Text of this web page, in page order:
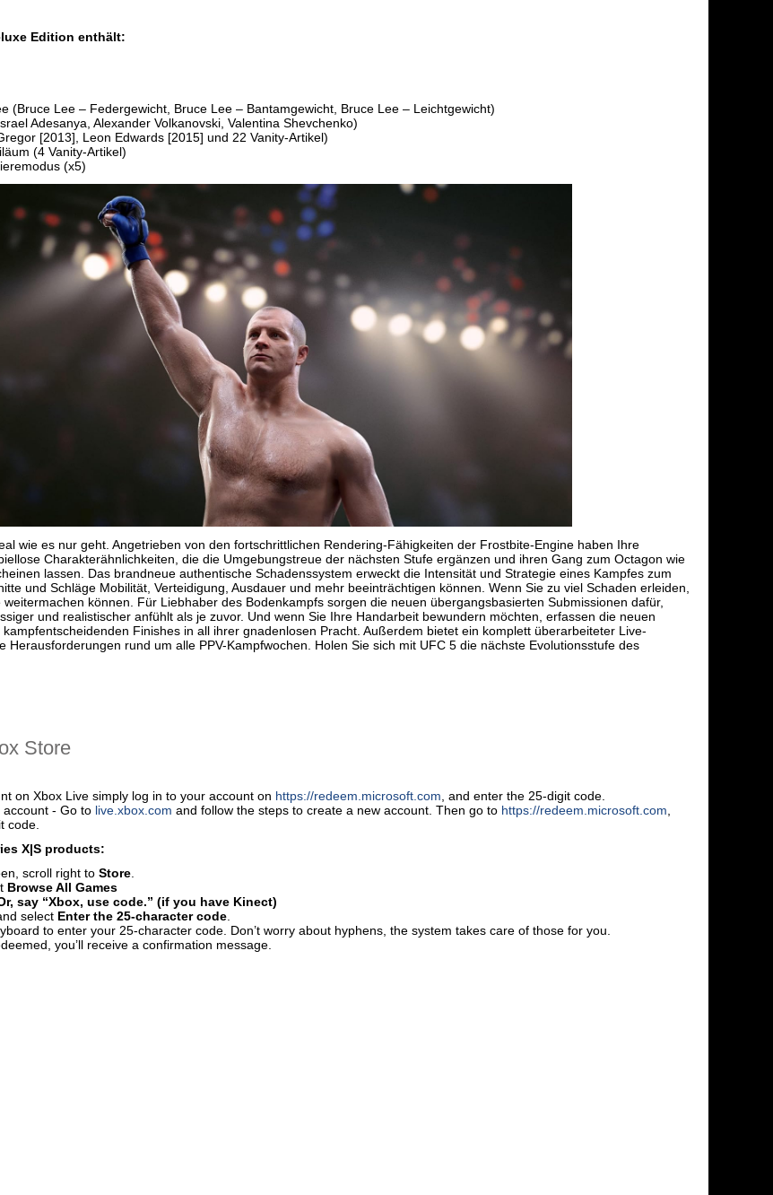
Edition enthält:
(Bruce Lee – Federgewicht, Bruce Lee – Bantamgewicht, Bruce Lee – Leichtgewicht)
Adesanya, Alexander Volkanovski, Valentina Shevchenko)
[2013], Leon Edwards [2015] und 22 Vanity-Artikel)
(4 Vanity-Artikel)
(x5)
wie es nur geht. Angetrieben von den fortschrittlichen Rendering-Fähigkeiten der Frostbite-Engine haben Ihre
Charakterähnlichkeiten, die die Umgebungstreue der nächsten Stufe ergänzen und ihren Gang zum Octagon wie
lassen. Das brandneue authentische Schadenssystem erweckt die Intensität und Strategie eines Kampfes zum
und Schläge Mobilität, Verteidigung, Ausdauer und mehr beeinträchtigen können. Wenn Sie zu viel Schaden erleiden,
können. Für Liebhaber des Bodenkampfs sorgen die neuen übergangsbasierten Submissionen dafür,
und realistischer anfühlt als je zuvor. Und wenn Sie Ihre Handarbeit bewundern möchten, erfassen die neuen
Finishes in all ihrer gnadenlosen Pracht. Außerdem bietet ein komplett überarbeiteter Live-
Herausforderungen rund um alle PPV-Kampfwochen. Holen Sie sich mit UFC 5 die nächste Evolutionsstufe des
Store
on Xbox Live simply log in to your account on https://redeem.microsoft.com , and enter the 25-digit code.
- Go to live.xbox.com and follow the steps to create a new account. Then go to https://redeem.microsoft.com
code.
X|S products:
scroll right toStore.
Browse All Games
say “Xbox, use code.” (if you have Kinect)
select Enter the 25-character code.
to enter your 25-character code. Don’t worry about hyphens, the system takes care of those for you.
you’ll receive a confirmation message.